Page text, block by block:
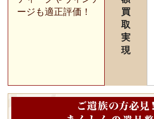
ージも適正評価！
買
取
実
現